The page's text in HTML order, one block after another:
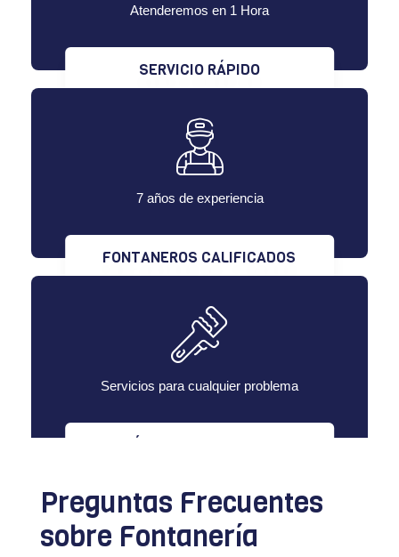
Atenderemos en 1 Hora
SERVICIO RÁPIDO
7 años de experiencia
FONTANEROS CALIFICADOS
Servicios para cualquier problema
Preguntas Frecuentes
sobre Fontanería